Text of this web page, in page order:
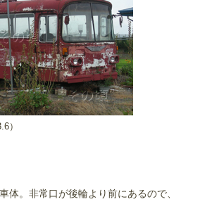
）
体。非常口が後輪より前にあるので、